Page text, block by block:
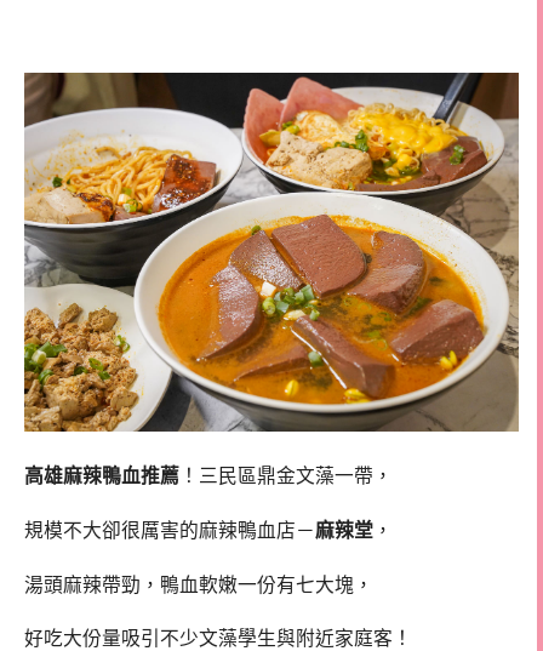
高雄麻辣鴨血推薦 ！三民區鼎金文藻一帶，
規模不大卻很厲害的麻辣鴨血店－麻辣堂 ，
湯頭麻辣帶勁，鴨血軟嫩一份有七大塊，
好吃大份量吸引不少文藻學生與附近家庭客！